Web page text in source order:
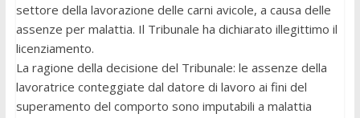
settore della lavorazione delle carni avicole, a causa delle
assenze per malattia. Il Tribunale ha dichiarato illegittimo il
licenziamento.
La ragione della decisione del Tribunale: le assenze della
lavoratrice conteggiate dal datore di lavoro ai fini del
superamento del comporto sono imputabili a malattia